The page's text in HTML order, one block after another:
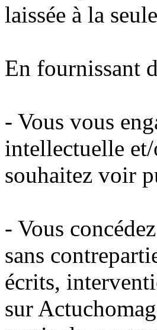
laissée à la
En fournissant
- Vous vous
intellectuelle
souhaitez voir
- Vous
sans
écrits,
sur